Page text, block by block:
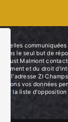
le seul but de
Just Malmont
et du droit
à l'adresse ZI
vos données
sur la liste